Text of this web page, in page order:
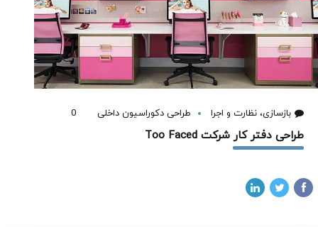
بازسازی، نظارت و اجرا طراحی دکوراسیون داخلی 0
طراحی دفتر کار شرکت Too Faced